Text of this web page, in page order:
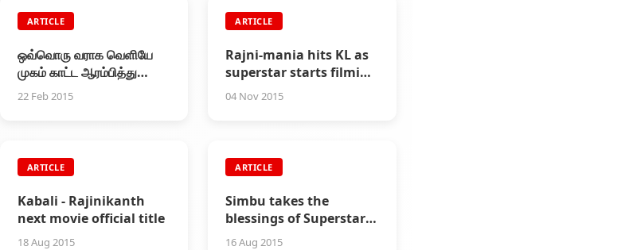
ARTICLE
ஒவ்வொரு வராக வெளியே
முகம் காட்ட ஆரம்பித்து
இருக்கிறார்கள்
22 Feb 2015
ARTICLE
Rajni-mania hits KL as
superstar starts filming
there
04 Nov 2015
ARTICLE
Kabali - Rajinikanth
next movie official title
18 Aug 2015
ARTICLE
Simbu takes the
blessings of Superstar
Rajinikanth for Vaalu!
16 Aug 2015